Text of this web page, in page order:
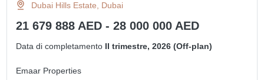
Dubai Hills Estate, Dubai
21 679 888 AED - 28 000 000 AED
Data di completamento II trimestre, 2026 (Off-plan)
Emaar Properties